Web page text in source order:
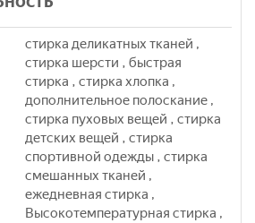
стирка деликатных тканей ,
стирка шерсти , быстрая
стирка , стирка хлопка ,
дополнительное полоскание ,
стирка пуховых вещей , стирка
детских вещей , стирка
спортивной одежды , стирка
смешанных тканей ,
ежедневная стирка ,
Высокотемпературная стирка ,